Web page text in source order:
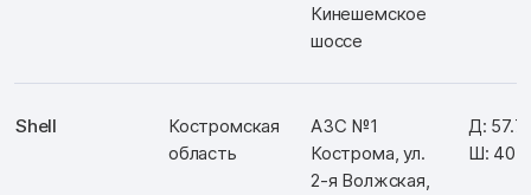
Кинешемское
шоссе
Shell
Костромская
область
АЗС №1
Кострома, ул.
2-я Волжская,
Д:
Ш: